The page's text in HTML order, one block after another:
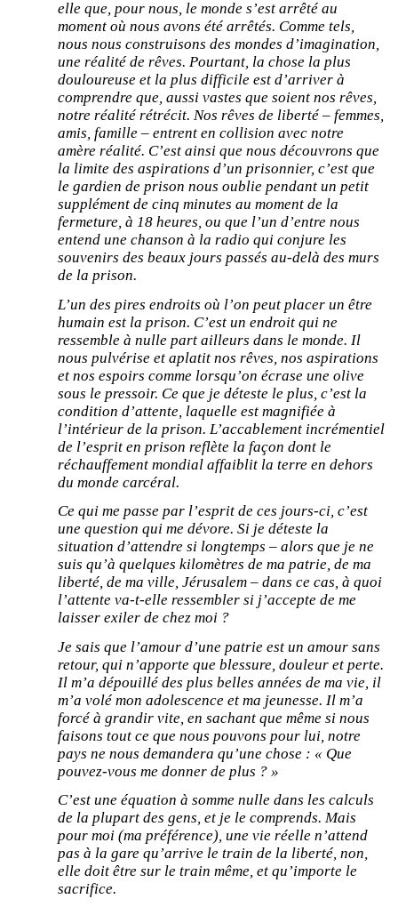
elle que, pour nous, le monde s’est arrêté au
moment où nous avons été arrêtés. Comme tels,
nous nous construisons des mondes d’imagination,
une réalité de rêves. Pourtant, la chose la plus
douloureuse et la plus difficile est d’arriver à
comprendre que, aussi vastes que soient nos rêves,
notre réalité rétrécit. Nos rêves de liberté – femmes,
amis, famille – entrent en collision avec notre
amère réalité. C’est ainsi que nous découvrons que
la limite des aspirations d’un prisonnier, c’est que
le gardien de prison nous oublie pendant un petit
supplément de cinq minutes au moment de la
fermeture, à 18 heures, ou que l’un d’entre nous
entend une chanson à la radio qui conjure les
souvenirs des beaux jours passés au-delà des murs
de la prison.
L’un des pires endroits où l’on peut placer un être
humain est la prison. C’est un endroit qui ne
ressemble à nulle part ailleurs dans le monde. Il
nous pulvérise et aplatit nos rêves, nos aspirations
et nos espoirs comme lorsqu’on écrase une olive
sous le pressoir. Ce que je déteste le plus, c’est la
condition d’attente, laquelle est magnifiée à
l’intérieur de la prison. L’accablement incrémentiel
de l’esprit en prison reflète la façon dont le
réchauffement mondial affaiblit la terre en dehors
du monde carcéral.
Ce qui me passe par l’esprit de ces jours-ci, c’est
une question qui me dévore. Si je déteste la
situation d’attendre si longtemps – alors que je ne
suis qu’à quelques kilomètres de ma patrie, de ma
liberté, de ma ville, Jérusalem – dans ce cas, à quoi
l’attente va-t-elle ressembler si j’accepte de me
laisser exiler de chez moi ?
Je sais que l’amour d’une patrie est un amour sans
retour, qui n’apporte que blessure, douleur et perte.
Il m’a dépouillé des plus belles années de ma vie, il
m’a volé mon adolescence et ma jeunesse. Il m’a
forcé à grandir vite, en sachant que même si nous
faisons tout ce que nous pouvons pour lui, notre
pays ne nous demandera qu’une chose : « Que
pouvez-vous me donner de plus ? »
C’est une équation à somme nulle dans les calculs
de la plupart des gens, et je le comprends. Mais
pour moi (ma préférence), une vie réelle n’attend
pas à la gare qu’arrive le train de la liberté, non,
elle doit être sur le train même, et qu’importe le
sacrifice.